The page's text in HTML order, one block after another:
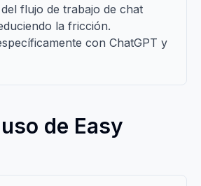
flujo de trabajo de chat
la fricción.
con ChatGPT y
de Easy